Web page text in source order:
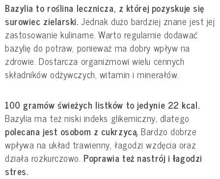
Bazylia to roślina lecznicza, z której pozyskuje się
surowiec zielarski. Jednak dużo bardziej znane jest jej
zastosowanie kulinarne. Warto regularnie dodawać
bazylię do potraw, ponieważ ma dobry wpływ na
zdrowie. Dostarcza organizmowi wielu cennych
składników odżywczych, witamin i minerałów.
100 gramów świeżych listków to jedynie 22 kcal.
Bazylia ma też niski indeks glikemiczny, dlatego
polecana jest osobom z cukrzycą. Bardzo dobrze
wpływa na układ trawienny, łagodzi wzdęcia oraz
działa rozkurczowo. Poprawia też nastrój i łagodzi
stres.